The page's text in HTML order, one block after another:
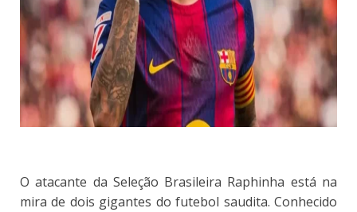
O atacante da Seleção Brasileira Raphinha está na
mira de dois gigantes do futebol saudita. Conhecido